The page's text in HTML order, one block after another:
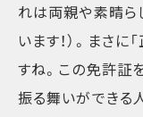
れは両親や素晴ら
います！）。まさ
すね。この免許証
振る舞いができる